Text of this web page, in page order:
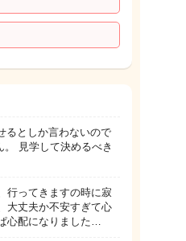
るとしか言わないので
見学して決めるべき
行ってきますの時に寂
大丈夫か不安すぎて心
心配になりました…